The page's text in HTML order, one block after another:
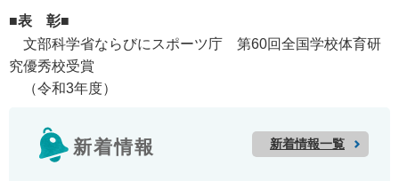
■表 彰■
文部科学省ならびにスポーツ庁 第60回全国学校体育研
究優秀校受賞
（令和3年度）
新着情報 新着情報一覧